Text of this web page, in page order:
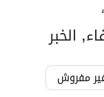
الخبر
مفروش